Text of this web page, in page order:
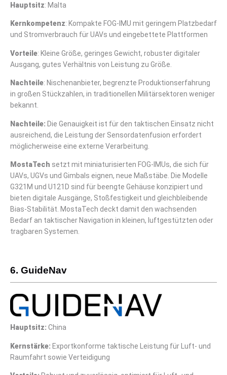
Hauptsitz: Malta
Kernkompetenz: Kompakte FOG-IMU mit geringem Platzbedarf
und Stromverbrauch für UAVs und eingebettete Plattformen
Vorteile: Kleine Größe, geringes Gewicht, robuster digitaler
Ausgang, gutes Verhältnis von Leistung zu Größe.
Nachteile: Nischenanbieter, begrenzte Produktionserfahrung
in großen Stückzahlen, in traditionellen Militärsektoren weniger
bekannt.
Nachteile: Die Genauigkeit ist für den taktischen Einsatz nicht
ausreichend, die Leistung der Sensordatenfusion erfordert
möglicherweise eine externe Verarbeitung.
MostaTech setzt mit miniaturisierten FOG-IMUs, die sich für
UAVs, UGVs und Gimbals eignen, neue Maßstäbe. Die Modelle
G321M und U121D sind für beengte Gehäuse konzipiert und
bieten digitale Ausgänge, Stoßfestigkeit und gleichbleibende
Bias-Stabilität. MostaTech deckt damit den wachsenden
Bedarf an taktischer Navigation in kleinen, luftgestützten oder
tragbaren Systemen.
6. GuideNav
Hauptsitz: China
Kernstärke: Exportkonforme taktische Leistung für Luft- und
Raumfahrt sowie Verteidigung